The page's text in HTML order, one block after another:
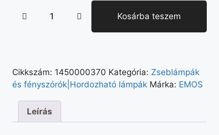
Kosárba teszem
Cikkszám: 1450000370 Kategória: Zseblámpák
és fényszórók|Hordozható lámpák Márka: EMOS
Leírás